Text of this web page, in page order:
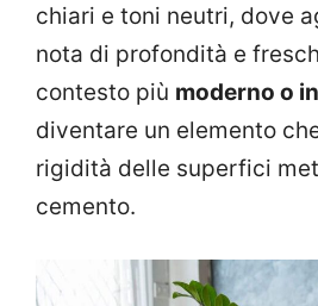
chiari e toni neutri, dove
nota di profondità e
contesto più moderno o
diventare un elemento
rigidità delle superfici
cemento.